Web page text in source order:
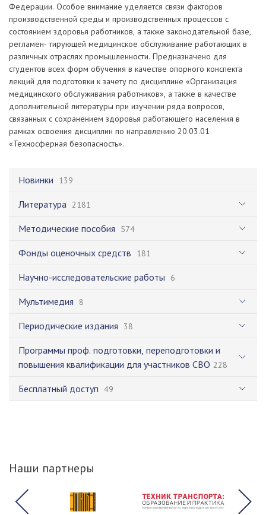
Новинки 139
Литература 2181
Методические пособия 574
Фонды оценочных средств 181
Научно-исследовательские работы 6
Мультимедия 8
Периодические издания 38
Программы проф. подготовки, переподготовки и
повышения квалификации для участников СВО 228
Бесплатный доступ 49
Федерации. Особое внимание уделяется связи факторов
производственной среды и производственных процессов с
состоянием здоровья работников, а также законодательной базе,
регламен- тирующей медицинское обслуживание работающих в
различных отраслях промышленности. Предназначено для
студентов всех форм обучения в качестве опорного конспекта
лекций для подготовки к зачету по дисциплине «Организация
медицинского обслуживания работников», а также в качестве
дополнительной литературы при изучении ряда вопросов,
связанных с сохранением здоровья работающего населения в
рамках освоения дисциплин по направлению 20.03.01
«Техносферная безопасность».
Наши партнеры